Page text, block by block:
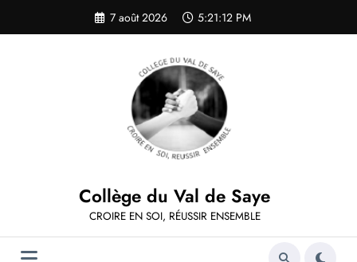
contenu
7 août 2026 5:21:12 PM
Collège du Val de Saye
CROIRE EN SOI, RÉUSSIR ENSEMBLE